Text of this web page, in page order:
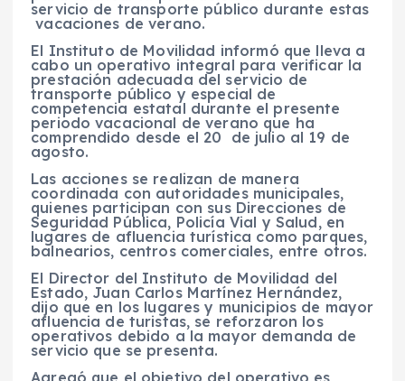
servicio de transporte público durante estas
vacaciones de verano.
El Instituto de Movilidad informó que lleva a
cabo un operativo integral para verificar la
prestación adecuada del servicio de
transporte público y especial de
competencia estatal durante el presente
periodo vacacional de verano que ha
comprendido desde el 20 de julio al 19 de
agosto.
Las acciones se realizan de manera
coordinada con autoridades municipales,
quienes participan con sus Direcciones de
Seguridad Pública, Policía Vial y Salud, en
lugares de afluencia turística como parques,
balnearios, centros comerciales, entre otros.
El Director del Instituto de Movilidad del
Estado, Juan Carlos Martínez Hernández,
dijo que en los lugares y municipios de mayor
afluencia de turistas, se reforzaron los
operativos debido a la mayor demanda de
servicio que se presenta.
Agregó que el objetivo del operativo es